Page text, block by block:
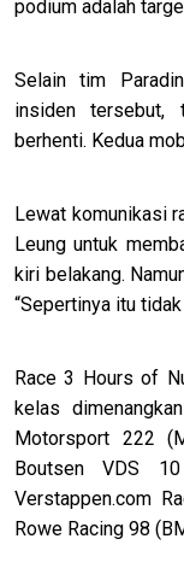
podium adalah
Selain tim
insiden tersebut,
berhenti. Kedua
Lewat komunikasi
Leung untuk
kiri belakang.
“Sepertinya itu
Race 3 Hours of
kelas
Motorsport 222
Boutsen VDS
Verstappen.com
Rowe Racing 98